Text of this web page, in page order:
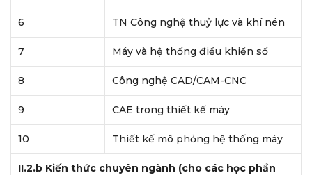
6 TN Công nghệ thuỷ lực và khí nén
7 Máy và hệ thống điều khiển số
8 Công nghệ CAD/CAM-CNC
9 CAE trong thiết kế máy
10 Thiết kế mô phỏng hệ thống máy
II.2.b Kiến thức chuyên ngành (cho các học phần